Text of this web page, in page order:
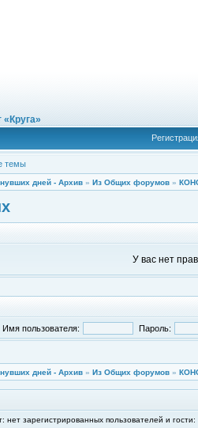
«Круга»
темы
дней - Архив » Из Общих форумов »
У вас нет
Имя пользователя: Пароль:
дней - Архив » Из Общих форумов »
зарегистрированных пользователей и гости: